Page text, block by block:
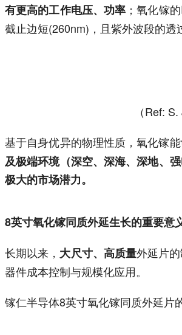
有更高的工作电压、功率 ；氧化镓
截止边短(260nm)，且紫外波段的
（Ref:
基于自身优异的物理性质，氧化镓
及极端环境（深空、深海、深地、
极大的市场潜力。
8英寸氧化镓同质外延生长的重要意
长期以来， 大尺寸、高质量外延片
器件成本控制与规模化应用。
镓仁半导体8英寸氧化镓同质外延片